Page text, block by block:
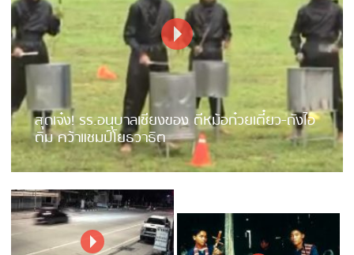
สุดเจ๋ง! รร.อนุบาลเชียงของ ตีหม้อก๋วยเตี๋ยว-ถังไอ
ติม คว้าแชมป์โยธวาธิต